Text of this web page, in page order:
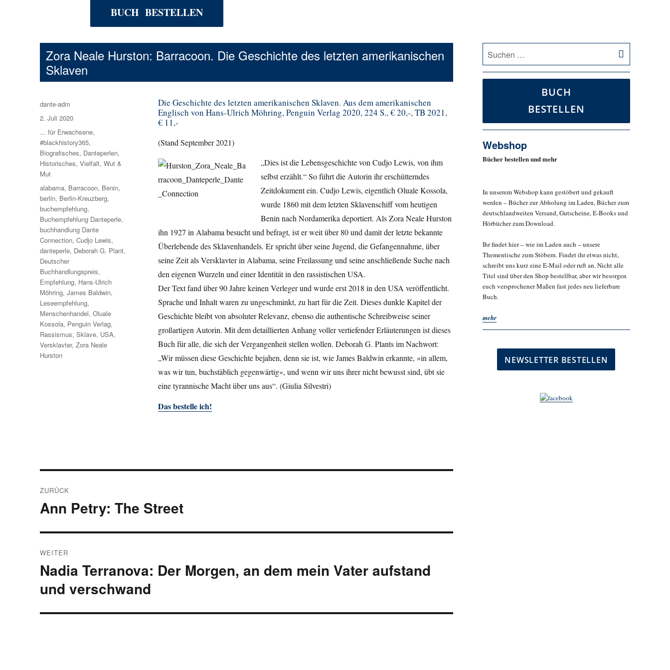
BUCH BESTELLEN
Zora Neale Hurston: Barracoon. Die Geschichte des letzten amerikanischen
Sklaven
Die Geschichte des letzten amerikanischen Sklaven. Aus dem amerikanischen
Englisch von Hans-Ulrich Möhring, Penguin Verlag 2020, 224 S., € 20,-, TB 2021,
€ 11,-
(Stand September 2021)
„Dies ist die Lebensgeschichte von Cudjo Lewis, von ihm
selbst erzählt.“ So führt die Autorin ihr erschütterndes
Zeitdokument ein. Cudjo Lewis, eigentlich Oluale Kossola,
wurde 1860 mit dem letzten Sklavenschiff vom heutigen
Benin nach Nordamerika deportiert. Als Zora Neale Hurston
ihn 1927 in Alabama besucht und befragt, ist er weit über 80 und damit der letzte bekannte
Überlebende des Sklavenhandels. Er spricht über seine Jugend, die Gefangennahme, über
seine Zeit als Versklavter in Alabama, seine Freilassung und seine anschließende Suche nach
den eigenen Wurzeln und einer Identität in den rassistischen USA.
Der Text fand über 90 Jahre keinen Verleger und wurde erst 2018 in den USA veröffentlicht.
Sprache und Inhalt waren zu ungeschminkt, zu hart für die Zeit. Dieses dunkle Kapitel der
Geschichte bleibt von absoluter Relevanz, ebenso die authentische Schreibweise seiner
großartigen Autorin. Mit dem detaillierten Anhang voller vertiefender Erläuterungen ist dieses
Buch für alle, die sich der Vergangenheit stellen wollen. Deborah G. Plants im Nachwort:
„Wir müssen diese Geschichte bejahen, denn sie ist, wie James Baldwin erkannte, »in allem,
was wir tun, buchstäblich gegenwärtig«, und wenn wir uns ihrer nicht bewusst sind, übt sie
eine tyrannische Macht über uns aus“. (Giulia Silvestri)
Das bestelle ich!
Autor
dante-adm
Veröffentlicht
am
2. Juli 2020
Kategorien
... für Erwachsene,
#blackhistory365,
Biografisches, Danteperlen,
Historisches,Vielfalt,Wut &
Mut
Schlagwörter
alabama, Barracoon, Benin,
berlin, Berlin-Kreuzberg,
buchempfehlung,
Buchempfehlung Danteperle,
buchhandlung Dante
Connection,Cudjo Lewis,
danteperle, Deborah G. Plant,
Deutscher
Buchhandlungspreis,
Empfehlung, Hans-Ulrich
Möhring,James Baldwin,
Leseempfehlung,
Menschenhandel,Oluale
Kossola, Penguin Verlag,
Rassismus,Sklave, USA,
Versklavter,Zora Neale
Hurston
ZURÜCK
Vorheriger
Ann Petry: The Street
WEITER
Nächster
Beitrag:
Nadia Terranova: Der Morgen, an dem mein Vater aufstand
und verschwand
nach:
BUCH
BESTELLEN
Webshop
Bücher bestellen und mehr
In unserem Webshop kann gestöbert und gekauft
werden – Bücher zur Abholung im Laden, Bücher zum
deutschlandweiten Versand, Gutscheine, E-Books und
Hörbücher zum Download.
Ihr findet hier – wie im Laden auch – unsere
Thementische zum Stöbern. Findet ihr etwas nicht,
schreibt uns kurz eine E-Mail oder ruft an. Nicht alle
Titel sind über den Shop bestellbar, aber wir besorgen
euch versprochener Maßen fast jedes neu lieferbare
Buch.
mehr